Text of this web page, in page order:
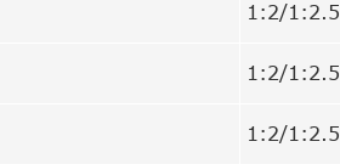
1:2/1:2.5
1:2/1:2.5
1:2/1:2.5